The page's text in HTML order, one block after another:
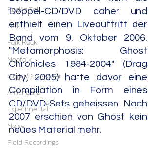
Rock'n'Roll
Folk
Folk Rock
Neofolk
Singer/Songwriter
Americana
Experimental
Noise
Field Recordings
Doppel-CD/DVD daher und
enthielt einen Liveauftritt der
Band vom 9. Oktober 2006.
"Metamorphosis: Ghost
Chronicles 1984-2004" (Drag
City, 2005) hatte davor eine
Compilation in Form eines
CD/DVD-Sets geheissen. Nach
2007 erschien von Ghost kein
neues Material mehr.